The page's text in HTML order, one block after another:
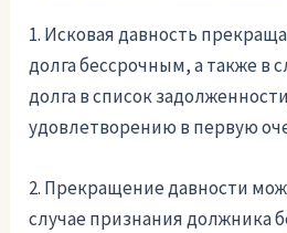
1. Исковая давность
долга бессрочным, а также в
долга в список
удовлетворению в первую
2. Прекращение давности
случае признания должника